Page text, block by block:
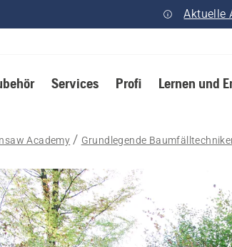
Aktuelle
Services Profi Lernen und
Academy Grundlegende